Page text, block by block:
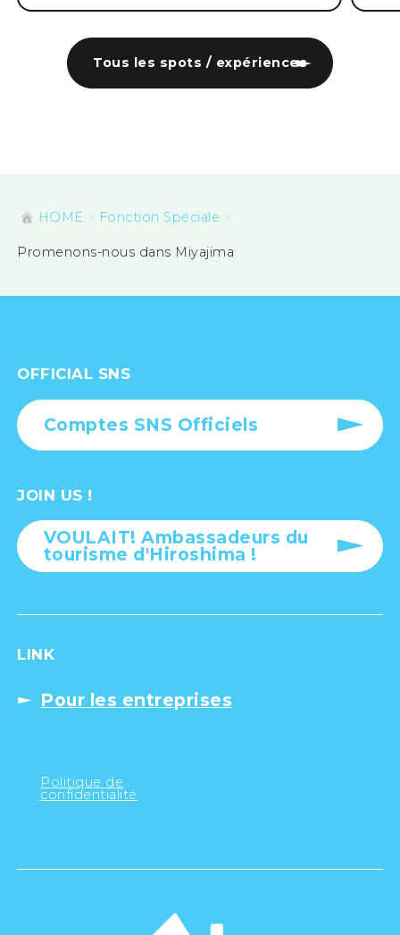
Tous les spots / expériences
HOME Fonction Spéciale
Promenons-nous dans Miyajima
OFFICIAL SNS
Comptes SNS Officiels
JOIN US !
VOULAIT! Ambassadeurs du
tourisme d'Hiroshima !
LINK
Pour les entreprises
Politique de
confidentialité